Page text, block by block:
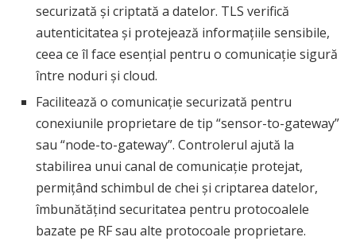
securizată și criptată a datelor. TLS verifică
autenticitatea și protejează informațiile sensibile,
ceea ce îl face esențial pentru o comunicație sigură
între noduri și cloud.
Facilitează o comunicație securizată pentru
conexiunile proprietare de tip “sensor-to-gateway”
sau “node-to-gateway”. Controlerul ajută la
stabilirea unui canal de comunicație protejat,
permițând schimbul de chei și criptarea datelor,
îmbunătățind securitatea pentru protocoalele
bazate pe RF sau alte protocoale proprietare.